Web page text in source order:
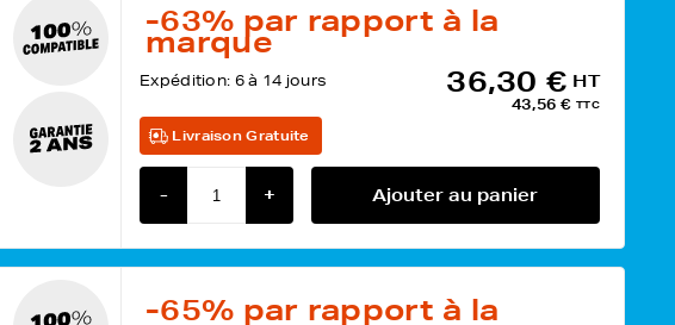
-63% par rapport à la
marque
Expédition: 6 à 14 jours 36,30 € HT
43,56 € TTC
Livraison Gratuite
- + Ajouter au panier
-65% par rapport à la